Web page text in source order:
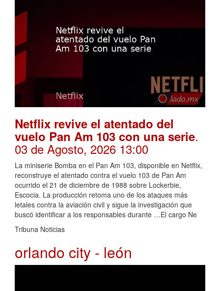
Netflix revive el atentado del
vuelo Pan Am 103 con una serie.
03 de Agosto, 2026 13:00
La miniserie Bomba en el Pan Am 103, disponible en Netflix,
reconstruye el atentado contra el vuelo 103 de Pan Am
ocurrido el 21 de diciembre de 1988 sobre Lockerbie,
Escocia. La producción retoma uno de los ataques más
letales contra la aviación civil y sigue la investigación que
buscó identificar a los responsables durante …El cargo Ne
Tribuna Noticias
orlando city - león